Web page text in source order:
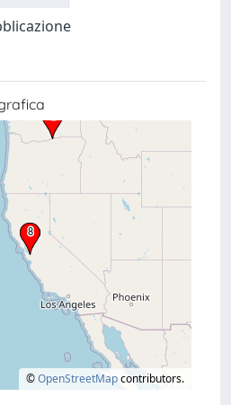
©OpenStreetMapcontributors.